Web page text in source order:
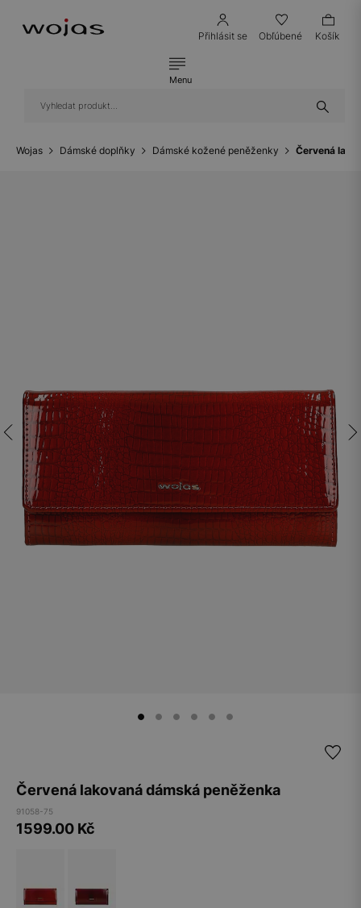
Přihlásit se Obľúbené Košík
Menu
Wojas Dámské doplňky Dámské kožené peněženky Červená
Červená lakovaná dámská peněženka
91058-75
1599.00 Kč